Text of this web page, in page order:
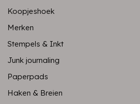
Koopjeshoek
Merken
Stempels & Inkt
Junk journaling
Paperpads
Haken & Breien